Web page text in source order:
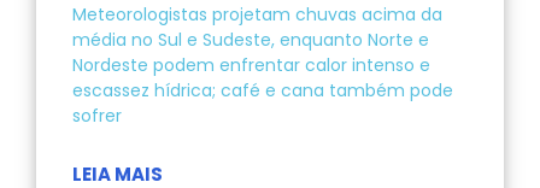
Meteorologistas projetam chuvas acima da
média no Sul e Sudeste, enquanto Norte e
Nordeste podem enfrentar calor intenso e
escassez hídrica; café e cana também pode
sofrer
LEIA MAIS